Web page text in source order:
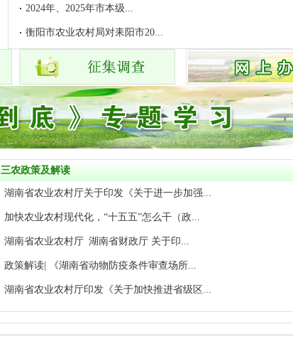
2024年、2025年市本级...
衡阳市农业农村局对耒阳市20...
三农政策及解读
湖南省农业农村厅关于印发《关于进一步加强...
加快农业农村现代化，“十五五”怎么干（政...
湖南省农业农村厅 湖南省财政厅 关于印...
政策解读| 《湖南省动物防疫条件审查场所...
湖南省农业农村厅印发《关于加快推进省级区...